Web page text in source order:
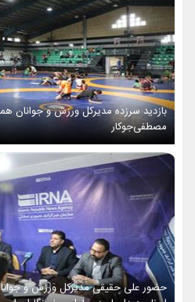
بازدید سرزده مدیرکل ورزش و جوانان
مصطفی‌جوکار
حضور علی حقیقی مدیرکل ورزش و